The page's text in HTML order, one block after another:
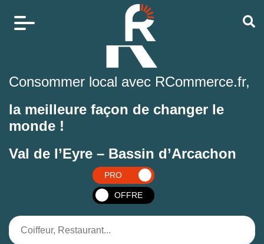
Consommer local avec RCommerce.fr,
la meilleure façon de changer le
monde !
Val de l’Eyre – Bassin d’Arcachon
PRO
OFFRE